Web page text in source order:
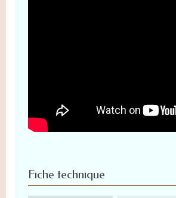
Fiche technique